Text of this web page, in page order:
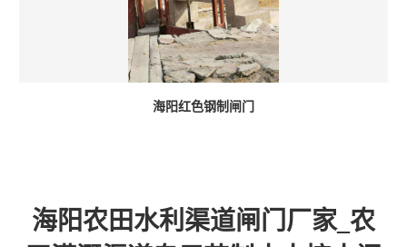
海阳红色钢制闸门
海阳农田水利渠道闸门厂家_农